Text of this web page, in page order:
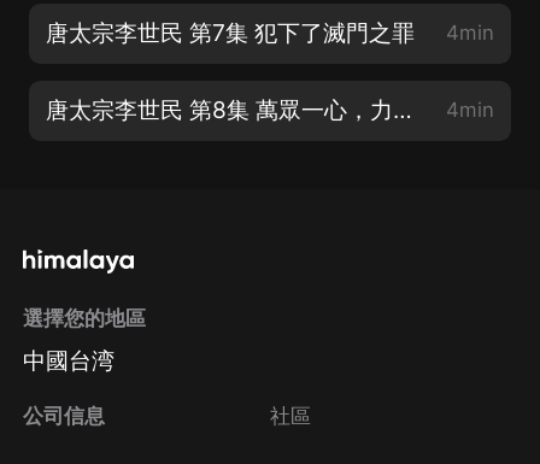
唐太宗李世民 第7集 犯下了滅門之罪 4min
唐太宗李世民 第8集 萬眾一心，力可斷金 4min
選擇您的地區
中國台湾
公司信息 社區